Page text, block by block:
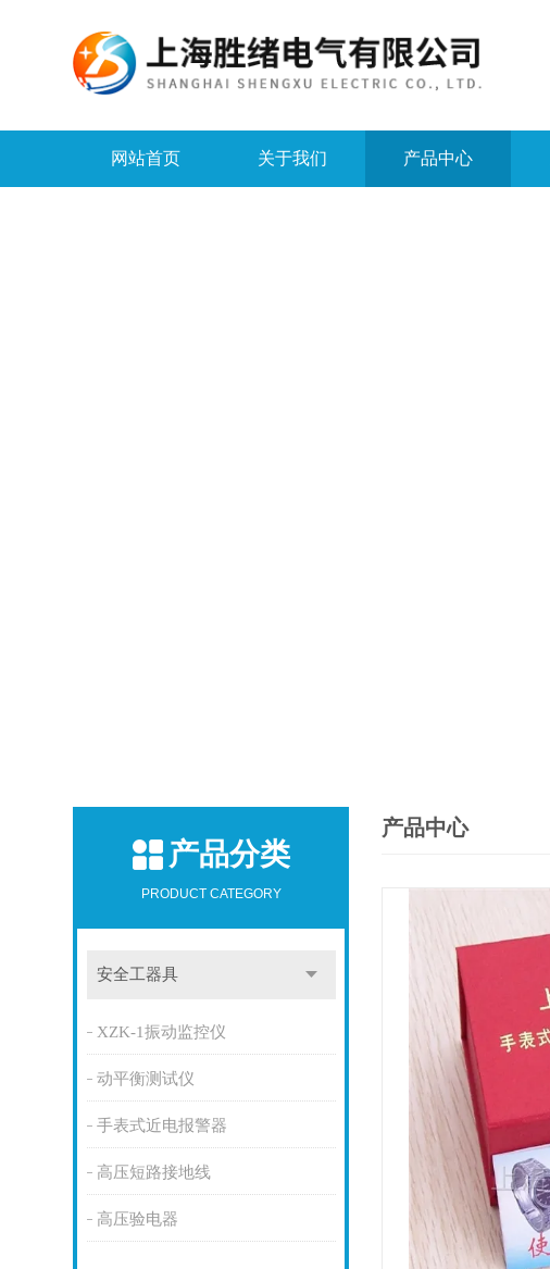
网站首页 关于我们 产品中心
产品分类
PRODUCT CATEGORY
安全工器具
XZK-1振动监控仪
动平衡测试仪
手表式近电报警器
高压短路接地线
高压验电器
产品中心